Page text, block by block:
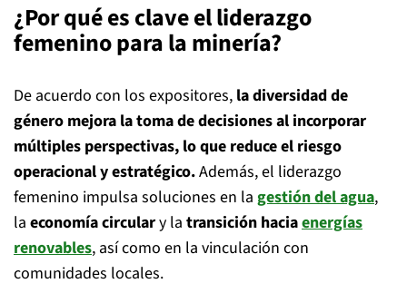
¿Por qué es clave el liderazgo
femenino para la minería?
De acuerdo con los expositores, la diversidad de
género mejora la toma de decisiones al incorporar
múltiples perspectivas, lo que reduce el riesgo
operacional y estratégico.Además, el liderazgo
femenino impulsa soluciones en la gestión del agua,
la economía circulary la transición haciaenergías
renovables, así como en la vinculación con
comunidades locales.